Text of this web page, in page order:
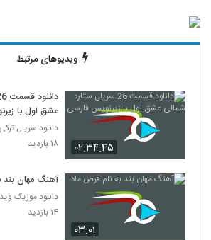
ویدیوهای مرتبط
۰۲:۳۴:۴۵
عشق اول با
دانلود سریال ترکی
۱۸ بازدید
۰۳:۰۱
آهنگ مهان بند
دانلود موزیک
۱۴ بازدید